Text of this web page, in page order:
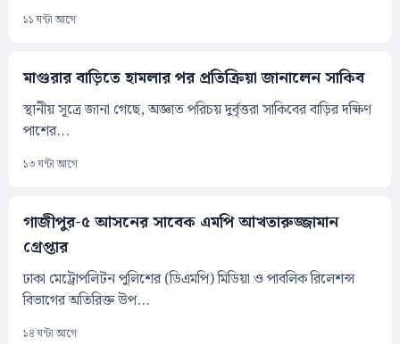
১১ ঘন্টা আগে
মাগুরার বাড়িতে হামলার পর প্রতিক্রিয়া জানালেন সাকিব
স্থানীয় সূত্রে জানা গেছে, অজ্ঞাত পরিচয় দুর্বৃত্তরা সাকিবের বাড়ির দক্ষিণ
পাশের...
১৩ ঘন্টা আগে
গাজীপুর-৫ আসনের সাবেক এমপি আখতারুজ্জামান
গ্রেপ্তার
ঢাকা মেট্রোপলিটন পুলিশের (ডিএমপি) মিডিয়া ও পাবলিক রিলেশন্স
বিভাগের অতিরিক্ত উপ...
১৪ ঘন্টা আগে